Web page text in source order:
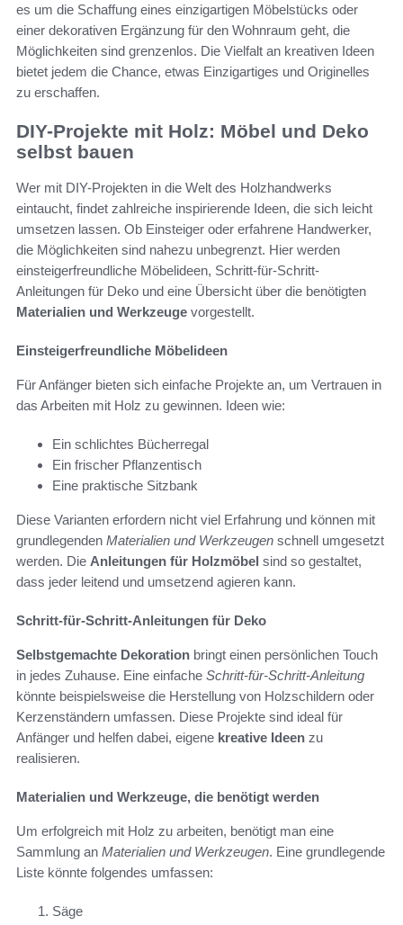
es um die Schaffung eines einzigartigen Möbelstücks oder
einer dekorativen Ergänzung für den Wohnraum geht, die
Möglichkeiten sind grenzenlos. Die Vielfalt an kreativen Ideen
bietet jedem die Chance, etwas Einzigartiges und Originelles
zu erschaffen.
DIY-Projekte mit Holz: Möbel und Deko
selbst bauen
Wer mit DIY-Projekten in die Welt des Holzhandwerks
eintaucht, findet zahlreiche inspirierende Ideen, die sich leicht
umsetzen lassen. Ob Einsteiger oder erfahrene Handwerker,
die Möglichkeiten sind nahezu unbegrenzt. Hier werden
einsteigerfreundliche Möbelideen, Schritt-für-Schritt-
Anleitungen für Deko und eine Übersicht über die benötigten
Materialien und Werkzeuge vorgestellt.
Einsteigerfreundliche Möbelideen
Für Anfänger bieten sich einfache Projekte an, um Vertrauen in
das Arbeiten mit Holz zu gewinnen. Ideen wie:
Ein schlichtes Bücherregal
Ein frischer Pflanzentisch
Eine praktische Sitzbank
Diese Varianten erfordern nicht viel Erfahrung und können mit
grundlegenden Materialien und Werkzeugen schnell umgesetzt
werden. Die Anleitungen für Holzmöbel sind so gestaltet,
dass jeder leitend und umsetzend agieren kann.
Schritt-für-Schritt-Anleitungen für Deko
Selbstgemachte Dekoration bringt einen persönlichen Touch
in jedes Zuhause. Eine einfache Schritt-für-Schritt-Anleitung
könnte beispielsweise die Herstellung von Holzschildern oder
Kerzenständern umfassen. Diese Projekte sind ideal für
Anfänger und helfen dabei, eigene kreative Ideen zu
realisieren.
Materialien und Werkzeuge, die benötigt werden
Um erfolgreich mit Holz zu arbeiten, benötigt man eine
Sammlung an Materialien und Werkzeugen. Eine grundlegende
Liste könnte folgendes umfassen:
Säge